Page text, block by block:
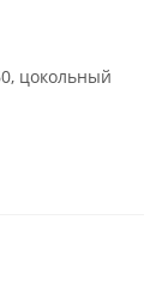
цокольный